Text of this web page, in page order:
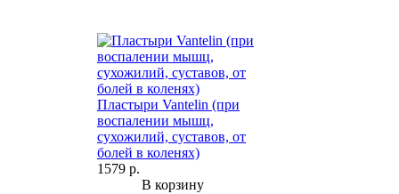
Пластыри Vantelin (при
воспалении мышц,
сухожилий, суставов, от
болей в коленях)
1579 р.
В корзину